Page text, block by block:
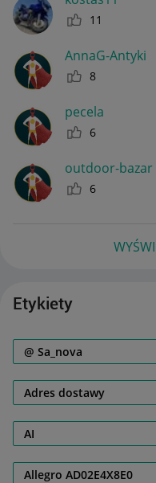
11
AnnaG-Antyki
8
pecela
6
outdoor-bazar
6
Etykiety
@ Sa_nova
Adres dostawy
AI
Allegro AD02E4X8E0